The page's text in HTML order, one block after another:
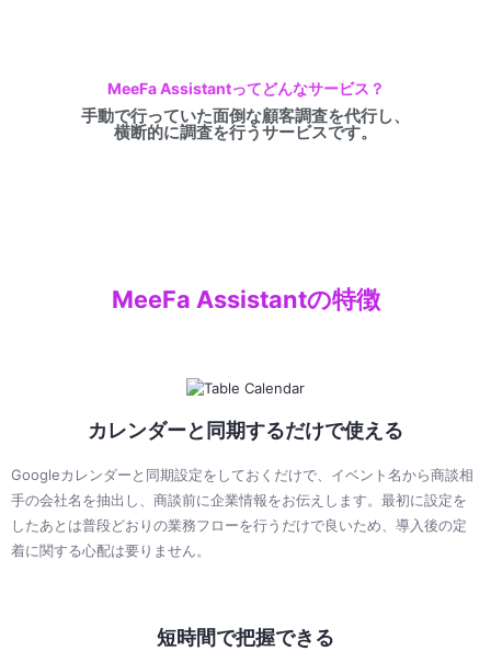
MeeFa Assistantってどんなサービス？
手動で行っていた面倒な顧客調査を代行し、
横断的に調査を行うサービスです。
MeeFa Assistantの特徴
カレンダーと同期するだけで使える
Googleカレンダーと同期設定をしておくだけで、イベント名から商談相
手の会社名を抽出し、商談前に企業情報をお伝えします。最初に設定を
したあとは普段どおりの業務フローを行うだけで良いため、導入後の定
着に関する心配は要りません。
短時間で把握できる